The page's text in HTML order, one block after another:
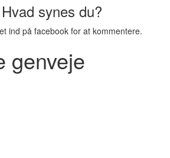
synes du?
ind på facebook for at kommentere.
genveje